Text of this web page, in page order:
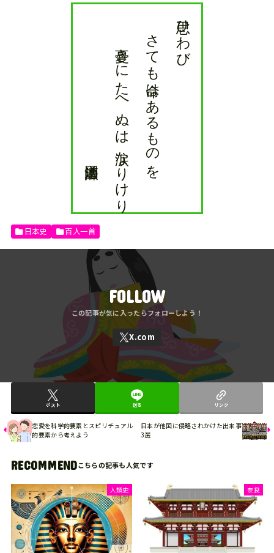
思ひわび
さても命はあるものを
憂きにたへぬは 涙なりけり
日本史 百人一首
FOLLOW
ポスト 送る リンク
恋愛を科学的要素とスピリチュアル
的要素から考えよう
日本が他国に侵略されかけた出来事
3選
RECOMMEND
人類史 奈良